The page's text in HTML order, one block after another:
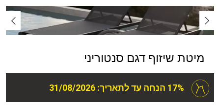
מיטת שיזוף דגם סנטוריני
17% הנחה עד לתאריך: 31/08/2026